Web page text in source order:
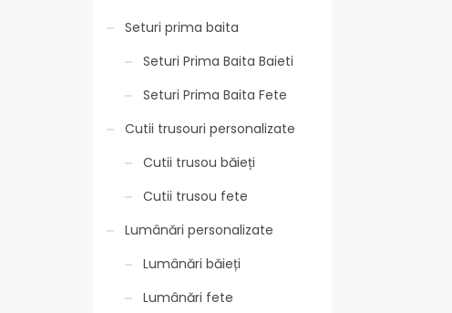
Seturi prima baita
Seturi Prima Baita Baieti
Seturi Prima Baita Fete
Cutii trusouri personalizate
Cutii trusou băieți
Cutii trusou fete
Lumânări personalizate
Lumânări băieți
Lumânări fete